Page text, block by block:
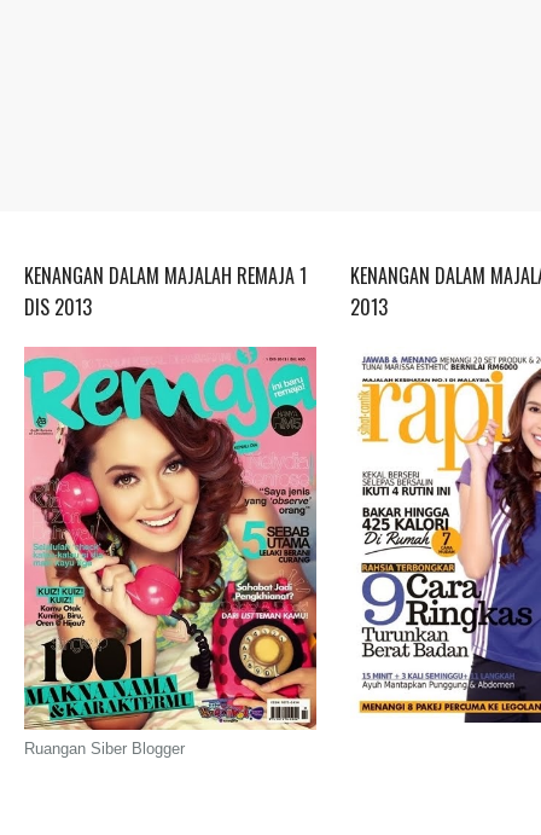
KENANGAN DALAM MAJALAH REMAJA 1
DIS 2013
Ruangan Siber Blogger
KENANGAN DALAM
2013